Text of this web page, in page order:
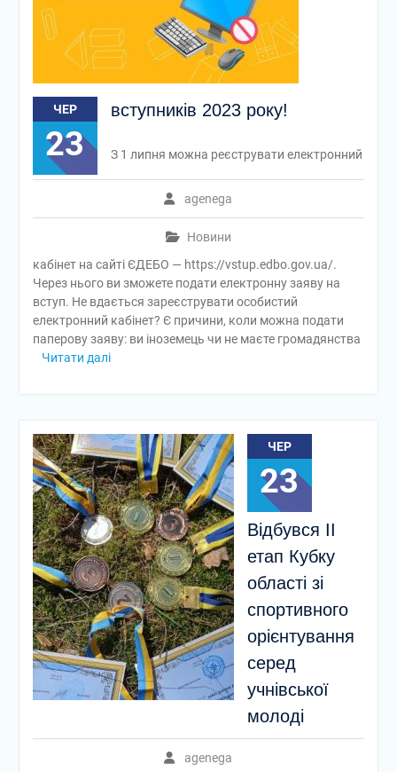
ЧЕР
23
вступників 2023 року!
agenega
Новини
З 1 липня можна реєструвати електронний
кабінет на сайті ЄДЕБО — https://vstup.edbo.gov.ua/.
Через нього ви зможете подати електронну заяву на
вступ. Не вдається зареєструвати особистий
електронний кабінет? Є причини, коли можна подати
паперову заяву: ви іноземець чи не маєте громадянства
Читати далі
ЧЕР
23
Відбувся ІІ
етап Кубку
області зі
спортивного
орієнтування
серед
учнівської
молоді
agenega